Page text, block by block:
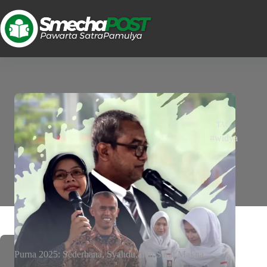
TAG
#widya
Purna 2025: Sederhana, Syahdu, dan Sarat Makna